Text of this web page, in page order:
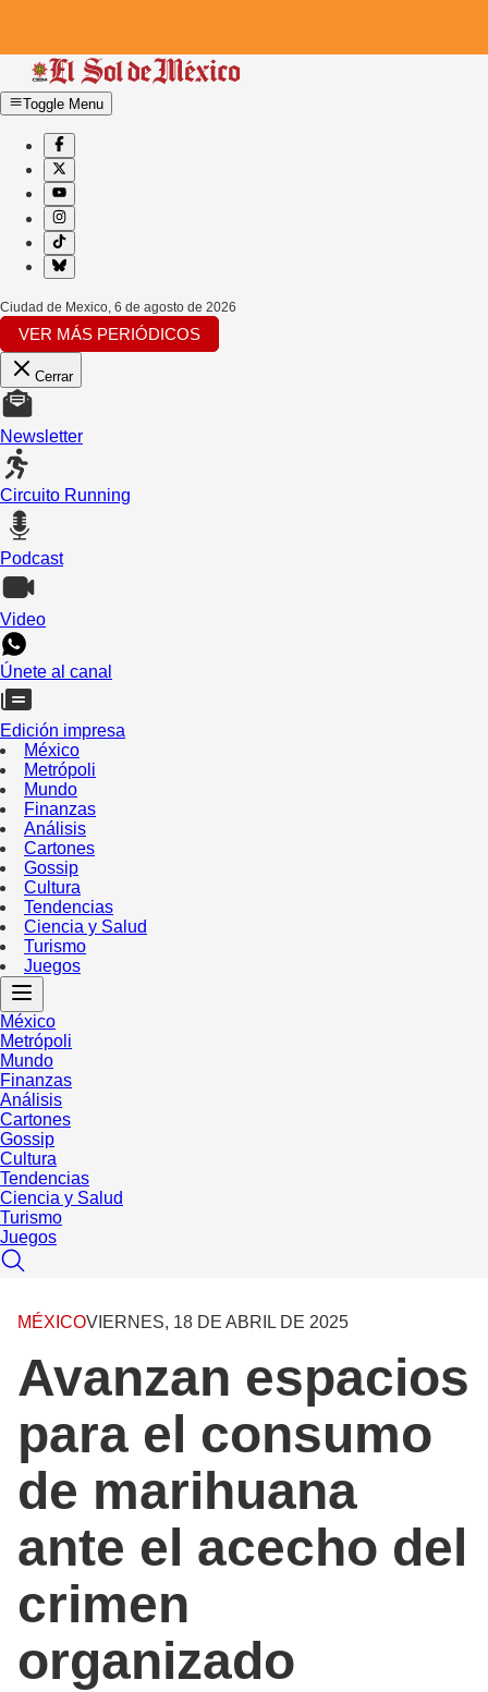
Toggle Menu
Ciudad de Mexico, 6 de agosto de 2026
VER MÁS PERIÓDICOS
Cerrar
Newsletter
Circuito Running
Podcast
Video
Únete al canal
Edición impresa
México
Metrópoli
Mundo
Finanzas
Análisis
Cartones
Gossip
Cultura
Tendencias
Ciencia y Salud
Turismo
Juegos
México
Metrópoli
Mundo
Finanzas
Análisis
Cartones
Gossip
Cultura
Tendencias
Ciencia y Salud
Turismo
Juegos
MÉXICOVIERNES, 18 DE ABRIL DE 2025
Avanzan espacios
para el consumo
de marihuana
ante el acecho del
crimen
organizado